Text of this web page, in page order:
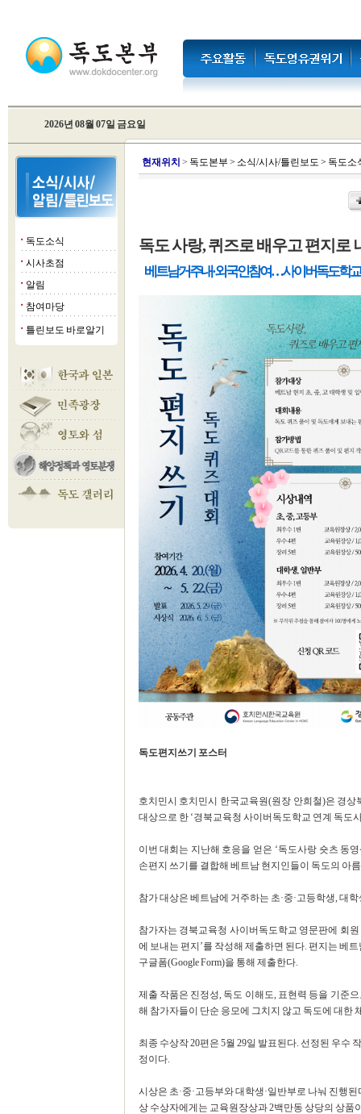
2026년 08월 07일 금요일
■ 독도소식
■ 시사초점
■ 알림
■ 참여마당
■ 틀린보도 바로알기
현재위치 > 독도본부 > 소식/시사/틀린보도 > 독도소
독도 사랑, 퀴즈로 배우고 편지로
베트남 거주 내·외국인 참여…사이버독도학교
독도편지쓰기 포스터
호치민시 호치민시 한국교육원(원장 안희철)은 경
대상으로 한 ‘경북교육청 사이버독도학교 연계 독도
이번 대회는 지난해 호응을 얻은 ‘독도사랑 숏츠 동
손편지 쓰기를 결합해 베트남 현지인들이 독도의 아
참가 대상은 베트남에 거주하는 초·중·고등학생, 대
참가자는 경북교육청 사이버독도학교 영문판에 회
에 보내는 편지’를 작성해 제출하면 된다. 편지는 베
구글폼(Google Form)을 통해 제출한다.
제출 작품은 진정성, 독도 이해도, 표현력 등을 기준
해 참가자들이 단순 응모에 그치지 않고 독도에 대한
최종 수상작 20편은 5월 29일 발표된다. 선정된 우수
정이다.
시상은 초·중·고등부와 대학생·일반부로 나눠 진행
상 수상자에게는 교육원장상과 2백만동 상당의 상품